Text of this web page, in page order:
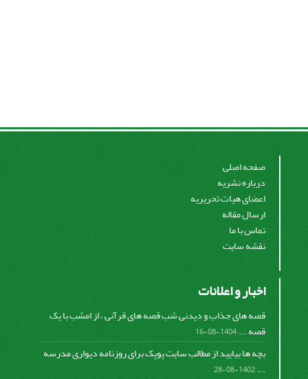
صفحه اصلی
درباره نشریه
اعضای هیات تحریریه
ارسال مقاله
تماس با ما
نقشه سایت
اخبار و اعلانات
قصه های جذاب و دیدنی شب قصه های قرآنی ، از امشب با یک
قصه ...1404-08-16
بچه ها بیایید از مطالب سایت پوپک برای روزنامه دیواری مدرسه
...
1402-08-28